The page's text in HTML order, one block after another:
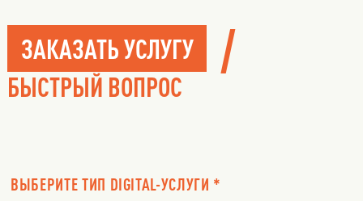
ЗАКАЗАТЬ УСЛУГУ /
БЫСТРЫЙ ВОПРОС
ВЫБЕРИТЕ ТИП DIGITAL-УСЛУГИ *